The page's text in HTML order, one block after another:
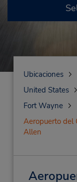
Ubicaciones
United States
Fort Wayne
Aeropuerto del
Allen